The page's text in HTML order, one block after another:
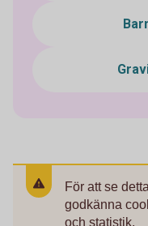
För att se
godkänna
och statistik.